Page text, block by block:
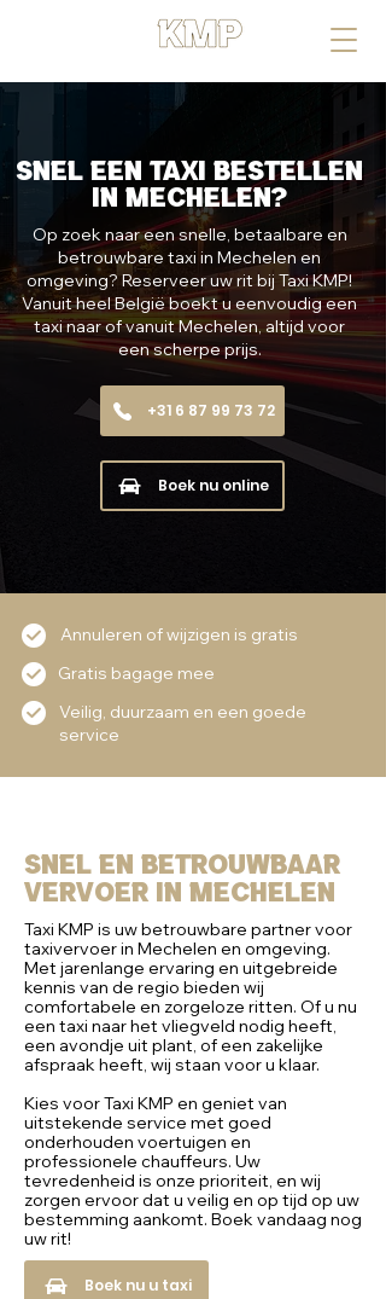
Snel een taxi bestellen
in Mechelen?
Op zoek naar een snelle, betaalbare en
betrouwbare taxi in Mechelen en
omgeving? Reserveer uw rit bij Taxi KMP!
Vanuit heel België boekt u eenvoudig een
taxi naar of vanuit Mechelen, altijd voor
een scherpe prijs.
+31 6 87 99 73 72
Boek nu online
Annuleren of wijzigen is gratis
Gratis bagage mee
Veilig, duurzaam en een goede
service
Snel en Betrouwbaar
vervoer in Mechelen
Taxi KMP is uw betrouwbare partner voor
taxivervoer in Mechelen en omgeving.
Met jarenlange ervaring en uitgebreide
kennis van de regio bieden wij
comfortabele en zorgeloze ritten. Of u nu
een taxi naar het vliegveld nodig heeft,
een avondje uit plant, of een zakelijke
afspraak heeft, wij staan voor u klaar.
Kies voor Taxi KMP en geniet van
uitstekende service met goed
onderhouden voertuigen en
professionele chauffeurs. Uw
tevredenheid is onze prioriteit, en wij
zorgen ervoor dat u veilig en op tijd op uw
bestemming aankomt. Boek vandaag nog
uw rit!
Boek nu u taxi